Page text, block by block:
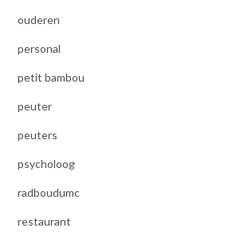
ouderen
personal
petit bambou
peuter
peuters
psycholoog
radboudumc
restaurant